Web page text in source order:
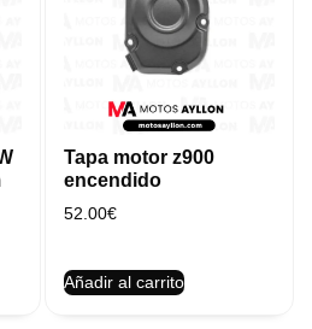
Tapa motor z900
encendido
52.00€
Añadir al carrito